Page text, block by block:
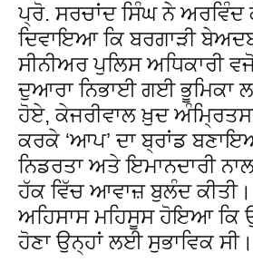
ਪ੍ਰੋ. ਸਰਚਾਂਦ ਸਿੰਘ ਨੇ ਅਰਵਿੰਦ
ਦਿਵਾਇਆ ਕਿ ਬਰਗਾੜੀ
ਸੀਨੀਅਰ ਪੁਲਿਸ ਅਧਿਕਾਰੀ
ਦੁਆਰਾ ਨਿਭਾਈ ਗਈ ਭੂਮਿਕਾ
ਹੋਏ, ਕੇਜਰੀਵਾਲ ਖ਼ੁਦ
ਕਰਕੇ ‘ਆਪ’ ਦਾ ਬ੍ਰਾਂਡ
ਨਿਡਰਤਾ ਅਤੇ ਇਮਾਨਦਾਰੀ
ਹੱਕ ਵਿੱਚ ਆਵਾਜ਼ ਬੁਲੰਦ
ਅਹਿਸਾਸ ਮਹਿਸੂਸ ਹੋਇਆ ਕਿ
ਹੋਣਾ ਉਨ੍ਹਾਂ ਲਈ ਸੁਭਾਵਿਕ ਸੀ।